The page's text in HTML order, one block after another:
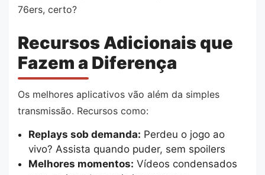
76ers, certo?
Recursos Adicionais que
Fazem a Diferença
Os melhores aplicativos vão além da simples
transmissão. Recursos como:
Replays sob demanda: Perdeu o jogo ao
vivo? Assista quando puder, sem spoilers
Melhores momentos: Vídeos condensados